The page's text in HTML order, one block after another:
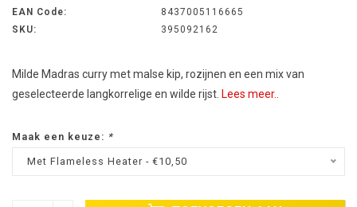
EAN Code:
8437005116665
SKU:
395092162
Milde Madras curry met malse kip, rozijnen en een mix van
geselecteerde langkorrelige en wilde rijst. Lees meer..
Maak een keuze: *
Met Flameless Heater - €10,50